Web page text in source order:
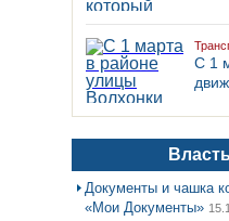
С 1
Документы и чашка
«Мои Документы»